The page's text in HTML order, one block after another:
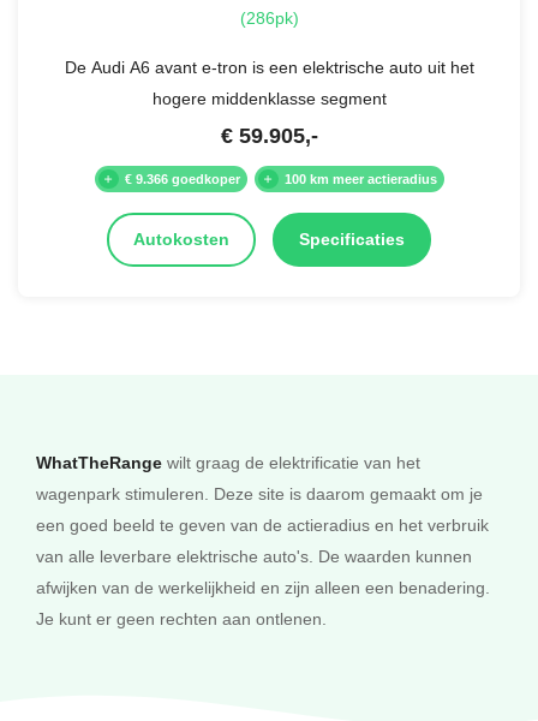
(286pk)
De Audi A6 avant e-tron is een elektrische auto uit het
hogere middenklasse segment
€ 59.905,-
€ 9.366 goedkoper 100 km meer actieradius
Autokosten Specificaties
WhatTheRange wilt graag de elektrificatie van het
wagenpark stimuleren. Deze site is daarom gemaakt om je
een goed beeld te geven van de actieradius en het verbruik
van alle leverbare elektrische auto's. De waarden kunnen
afwijken van de werkelijkheid en zijn alleen een benadering.
Je kunt er geen rechten aan ontlenen.